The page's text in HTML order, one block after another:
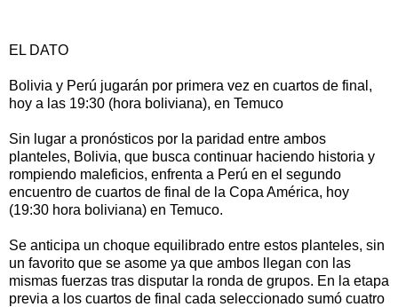
EL DATO
Bolivia y Perú jugarán por primera vez en cuartos de final,
hoy a las 19:30 (hora boliviana), en Temuco
Sin lugar a pronósticos por la paridad entre ambos
planteles, Bolivia, que busca continuar haciendo historia y
rompiendo maleficios, enfrenta a Perú en el segundo
encuentro de cuartos de final de la Copa América, hoy
(19:30 hora boliviana) en Temuco.
Se anticipa un choque equilibrado entre estos planteles, sin
un favorito que se asome ya que ambos llegan con las
mismas fuerzas tras disputar la ronda de grupos. En la etapa
previa a los cuartos de final cada seleccionado sumó cuatro